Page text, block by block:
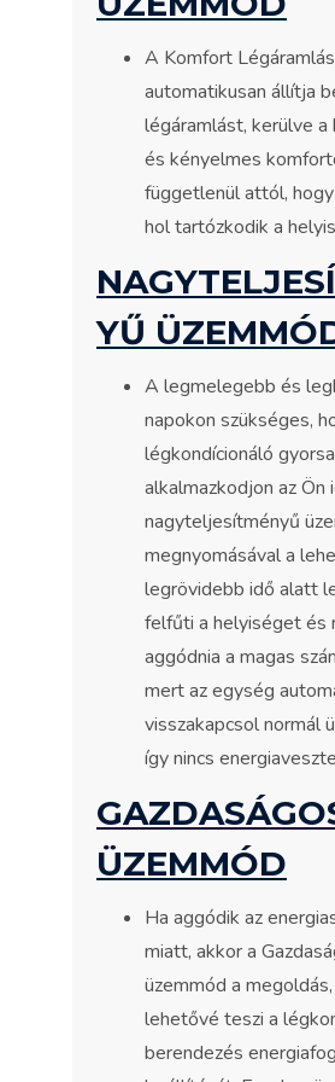
A Komfort
automatikusan állítja
légáramlást, kerülve a
és kényelmes
függetlenül attól,
hol tartózkodik a
YŰ
A legmelegebb és
napokon szükséges,
légkondícionáló
alkalmazkodjon az Ön
nagyteljesítményű
megnyomásával a
legrövidebb idő alatt
felfűti a helyiséget és
aggódnia a magas
mert az egység
visszakapcsol normál
így nincs
ÜZEMMÓD
Ha aggódik az
miatt, akkor a
üzemmód a
lehetővé teszi a
berendezés